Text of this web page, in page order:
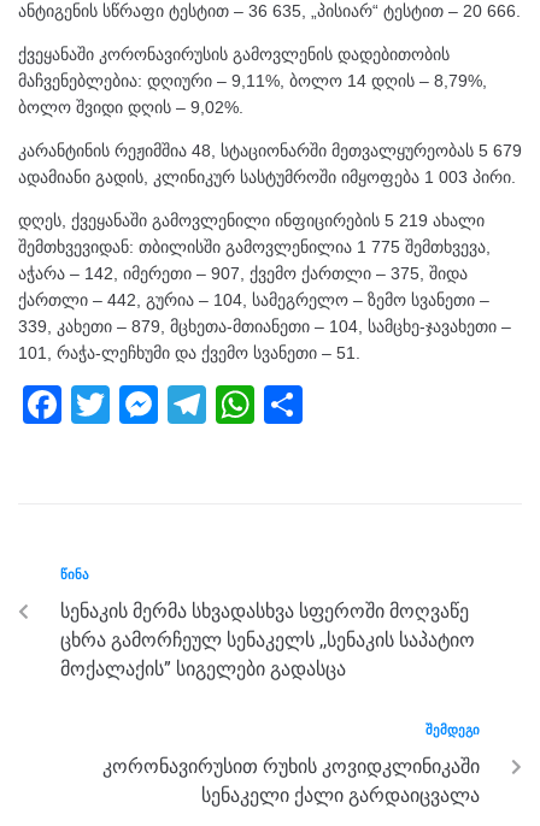
ანტიგენის სწრაფი ტესტით – 36 635, „პისიარ“ ტესტით – 20 666.
ქვეყანაში კორონავირუსის გამოვლენის დადებითობის
მაჩვენებლებია: დღიური – 9,11%, ბოლო 14 დღის – 8,79%,
ბოლო შვიდი დღის – 9,02%.
კარანტინის რეჟიმშია 48, სტაციონარში მეთვალყურეობას 5 679
ადამიანი გადის, კლინიკურ სასტუმროში იმყოფება 1 003 პირი.
დღეს, ქვეყანაში გამოვლენილი ინფიცირების 5 219 ახალი
შემთხვევიდან: თბილისში გამოვლენილია 1 775 შემთხვევა,
აჭარა – 142, იმერეთი – 907, ქვემო ქართლი – 375, შიდა
ქართლი – 442, გურია – 104, სამეგრელო – ზემო სვანეთი –
339, კახეთი – 879, მცხეთა-მთიანეთი – 104, სამცხე-ჯავახეთი –
101, რაჭა-ლეჩხუმი და ქვემო სვანეთი – 51.
F
b
o
o
k
T
M
g
er
T
m
W
p
p
ᲬᲘᲜᲐ
სენაკის მერმა სხვადასხვა სფეროში მოღვაწე
ცხრა გამორჩეულ სენაკელს ,,სენაკის საპატიო
მოქალაქის” სიგელები გადასცა
ᲨᲔᲛᲓᲔᲒᲘ
კორონავირუსით რუხის კოვიდკლინიკაში
სენაკელი ქალი გარდაიცვალა